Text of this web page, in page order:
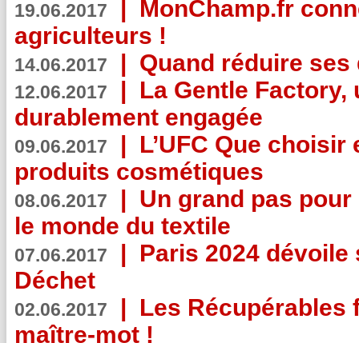
19.06.2017
MonChamp.fr
agriculteurs !
14.06.2017 | Quand réduire
12.06.2017 | La Gentle
durablement engagée
09.06.2017 | L’UFC Que
produits cosmétiques
08.06.2017 | Un grand pas
le monde du textile
07.06.2017 | Paris 2024
Déchet
02.06.2017 | Les Récupérables
maître-mot !